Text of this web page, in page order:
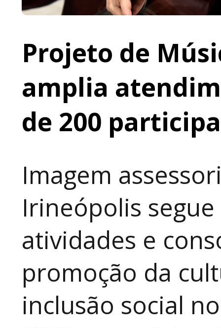
Projeto de
amplia
de 200
Imagem
Irineópolis
atividades e
promoção da
inclusão social